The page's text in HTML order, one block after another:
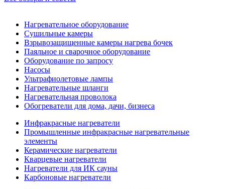
Нагревательное оборудование
Сушильные камеры
Взрывозащищенные камеры нагрева бочек
Паяльное и сварочное оборудование
Оборудование по запросу
Насосы
Ультрафиолетовые лампы
Нагревательные шланги
Нагревательная проволока
Обогреватели для дома, дачи, бизнеса
Инфракрасные нагреватели
Промышленные инфракрасные нагревательные
элементы
Керамические нагреватели
Кварцевые нагреватели
Нагреватели для ИК сауны
Карбоновые нагреватели